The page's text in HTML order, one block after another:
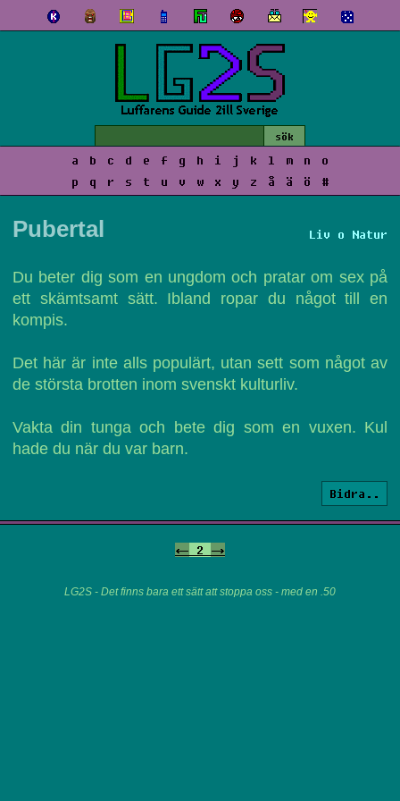
a b c d e f g h i j k l m n
o
p
q r s t u v w x y z å ä ö #
Liv o Natur
Pubertal
Du beter dig som en ungdom och pratar om sex på
ett skämtsamt sätt. Ibland ropar du något till en
kompis.
Det här är inte alls populärt, utan sett som något av
de största brotten inom svenskt kulturliv.
Vakta din tunga och bete dig som en vuxen. Kul
hade du när du var barn.
Bidra..
<- 2 ->
LG2S - Det finns bara ett sätt att stoppa oss - med en .50